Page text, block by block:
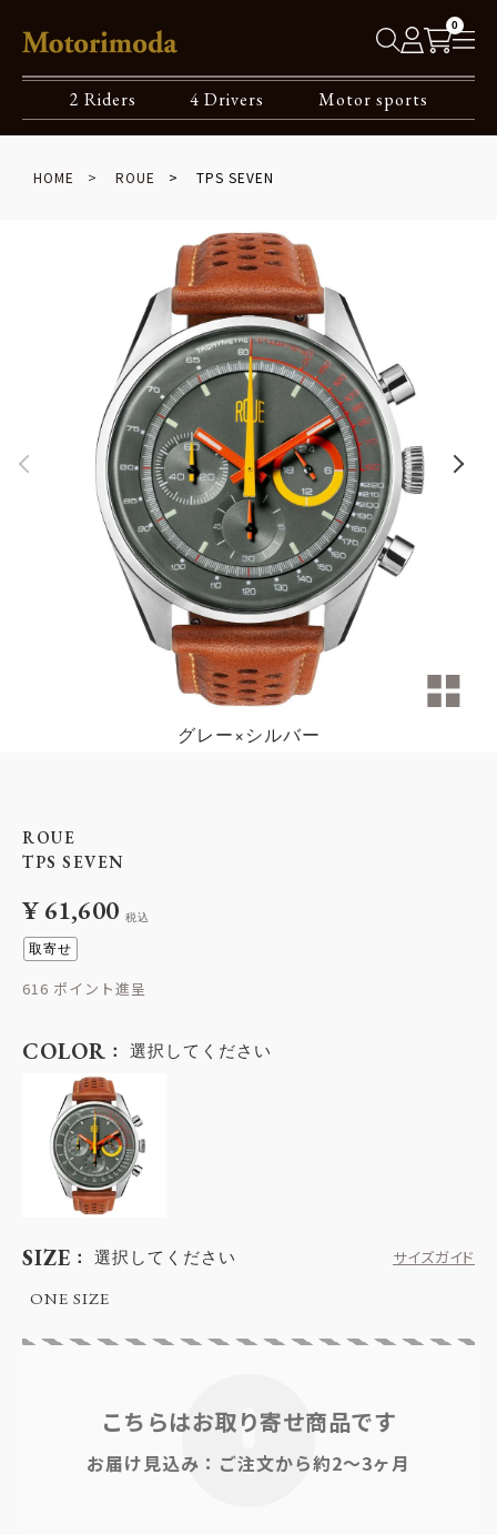
0
2 Riders 4 Drivers Motor sports
HOME ROUE TPS SEVEN
グレー×シルバー
ROUE
TPS SEVEN
¥61,600 税込
取寄せ
616
SIZE 選択してください
サイズガイド
ONE SIZE
COLOR 選択してください
こちらはお取り寄せ商品です
お届け見込み：ご注文から約2～3ヶ月